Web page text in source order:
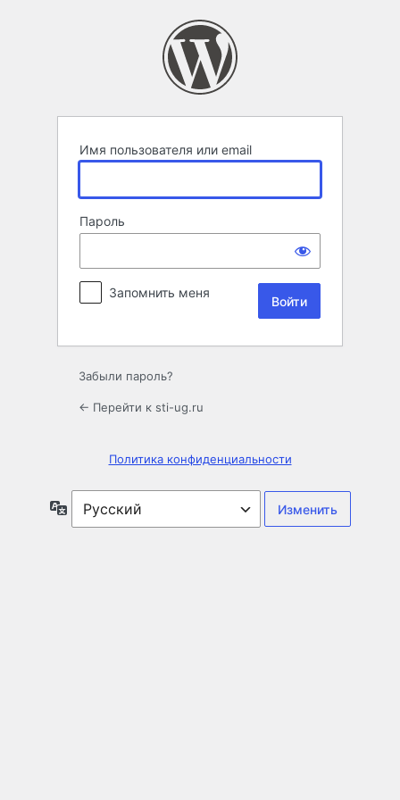
Имя пользователя или email
Пароль
Запомнить меня
Забыли пароль?
← Перейти к sti-ug.ru
Политика конфиденциальности
Язык